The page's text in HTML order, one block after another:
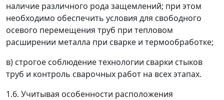
наличие различного рода защемлений; при этом
необходимо обеспечить условия для свободного
осевого перемещения труб при тепловом
расширении металла при сварке и термообработке;
в) строгое соблюдение технологии сварки стыков
труб и контроль сварочных работ на всех этапах.
1.6. Учитывая особенности расположения